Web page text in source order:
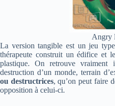
Angry
La version tangible est un jeu
thérapeute construit un édifice et
plastique. On retrouve vraiment
destruction d’un monde, terrain
ou destructrices, qu’on peut faire
opposition à celui-ci.